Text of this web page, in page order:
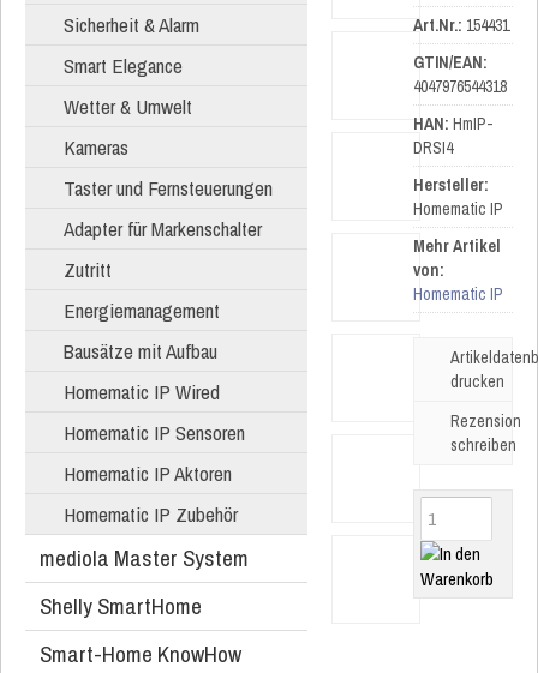
Sicherheit & Alarm
Smart Elegance
Wetter & Umwelt
Kameras
Taster und Fernsteuerungen
Adapter für Markenschalter
Zutritt
Energiemanagement
Bausätze mit Aufbau
Homematic IP Wired
Homematic IP Sensoren
Homematic IP Aktoren
Homematic IP Zubehör
mediola Master System
Shelly SmartHome
Smart-Home KnowHow
Art.Nr.: 154431
GTIN/EAN:
4047976544318
HAN: HmIP-
DRSI4
Hersteller:
Homematic IP
Mehr Artikel
von:
Homematic IP
drucken
Rezension
schreiben